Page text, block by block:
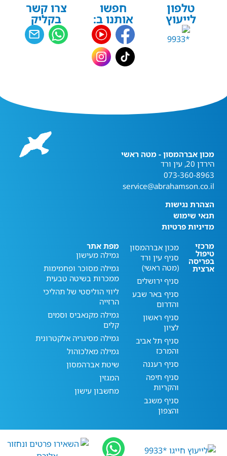
טלפון
לייעוץ
חפשו
אותנו ב:
צרו קשר
בקליק
מכון אברהמסון - מטה ראשי
הירדן 20, עין ורד
073-360-8963
service@abrahamson.co.il
הצהרת נגישות
תנאי שימוש
מדיניות פרטיות
מרכזי
טיפול
בפריסה
ארצית
מכון אברהמסון
סניף עין ורד
(מטה ראשי)
סניף ירושלים
סניף באר שבע
והדרום
סניף ראשון
לציון
סניף תל אביב
והמרכז
סניף רעננה
סניף חיפה
והקריות
סניף משגב
והצפון
מפת אתר
גמילה מעישון
גמילה מסוכר ופחמימות
ממכרות בשיטה טבעית
ליווי הוליסטי של תהליכי
הרזייה
גמילה מקנאביס וסמים
קלים
גמילה מסיגריה אלקטרונית
גמילה מאלכוהול
שיטת אברהמסון
המגזין
מחשבון עישון